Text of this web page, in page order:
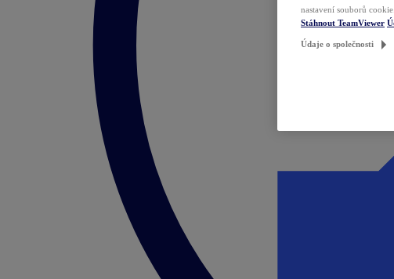
nastavení souborů cookie.
Stáhnout TeamViewer
Údaje o společnosti